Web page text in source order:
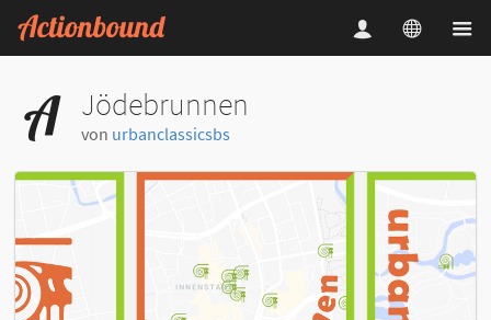
Jödebrunnen
von urbanclassicsbs